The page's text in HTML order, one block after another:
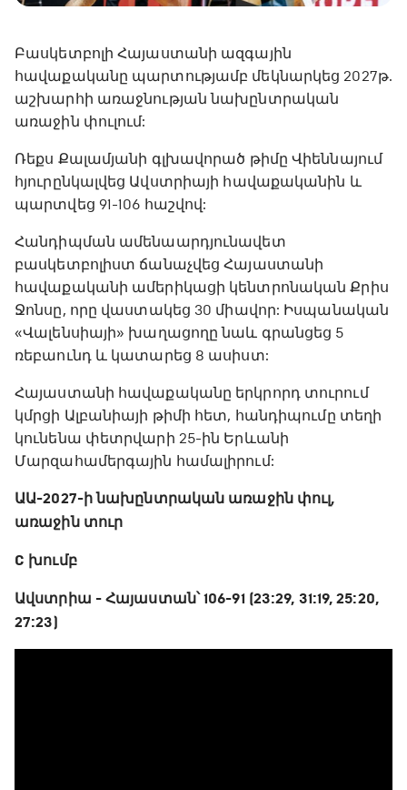
Բասկետբոլի Հայաստանի ազգային
հավաքականը պարտությամբ մեկնարկեց 2027թ.
աշխարհի առաջնության նախընտրական
առաջին փուլում:
Ռեքս Քալամյանի գլխավորած թիմը Վիեննայում
հյուրընկալվեց Ավստրիայի հավաքականին և
պարտվեց 91-106 հաշվով:
Հանդիպման ամենաարդյունավետ
բասկետբոլիստ ճանաչվեց Հայաստանի
հավաքականի ամերիկացի կենտրոնական Քրիս
Ջոնսը, որը վաստակեց 30 միավոր: Իսպանական
«Վալենսիայի» խաղացողը նաև գրանցեց 5
ռեբաունդ և կատարեց 8 ասիստ:
Հայաստանի հավաքականը երկրորդ տուրում
կմրցի Ալբանիայի թիմի հետ, հանդիպումը տեղի
կունենա փետրվարի 25-ին Երևանի
Մարզահամերգային համալիրում:
ԱԱ-2027-ի նախընտրական առաջին փուլ,
առաջին տուր
C խումբ
Ավստրիա - Հայաստան՝ 106-91 (23:29, 31:19, 25:20,
27:23)